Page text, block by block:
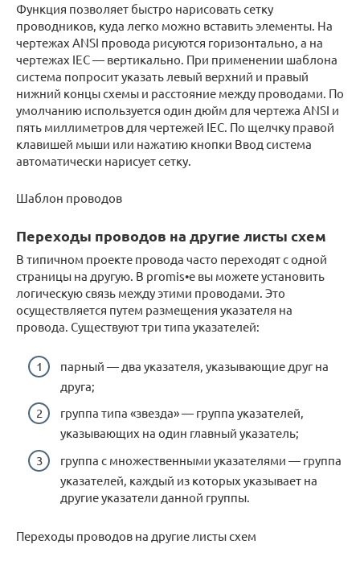
Функция позволяет быстро нарисовать сетку
проводников, куда легко можно вставить элементы. На
чертежах ANSI провода рисуются горизонтально, а на
чертежах IEC — вертикально. При применении шаблона
система попросит указать левый верхний и правый
нижний концы схемы и расстояние между проводами. По
умолчанию используется один дюйм для чертежа ANSI и
пять миллиметров для чертежей IEC. По щелчку правой
клавишей мыши или нажатию кнопки Ввод система
автоматически нарисует сетку.
Шаблон проводов
Переходы проводов на другие листы схем
В типичном проекте провода часто переходят с одной
страницы на другую. В promis•e вы можете установить
логическую связь между этими проводами. Это
осуществляется путем размещения указателя на
провода. Существуют три типа указателей:
парный — два указателя, указывающие друг на
друга;
группа типа «звезда» — группа указателей,
указывающих на один главный указатель;
группа с множественными указателями — группа
указателей, каждый из которых указывает на
другие указатели данной группы.
Переходы проводов на другие листы схем